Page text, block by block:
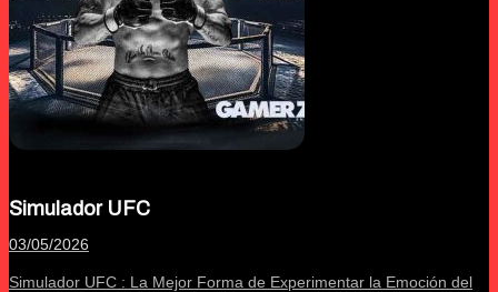
Simulador UFC
03/05/2026
Simulador UFC : La Mejor Forma de Experimentar la Emoción del